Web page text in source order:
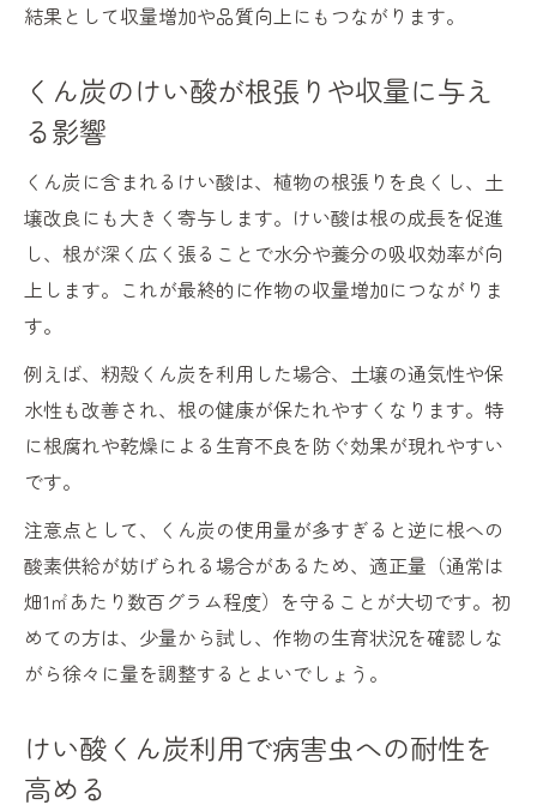
結果として収量増加や品質向上にもつながります。
くん炭のけい酸が根張りや収量に与え
る影響
くん炭に含まれるけい酸は、植物の根張りを良くし、土
壌改良にも大きく寄与します。けい酸は根の成長を促進
し、根が深く広く張ることで水分や養分の吸収効率が向
上します。これが最終的に作物の収量増加につながりま
す。
例えば、籾殻くん炭を利用した場合、土壌の通気性や保
水性も改善され、根の健康が保たれやすくなります。特
に根腐れや乾燥による生育不良を防ぐ効果が現れやすい
です。
注意点として、くん炭の使用量が多すぎると逆に根への
酸素供給が妨げられる場合があるため、適正量（通常は
畑1㎡あたり数百グラム程度）を守ることが大切です。初
めての方は、少量から試し、作物の生育状況を確認しな
がら徐々に量を調整するとよいでしょう。
けい酸くん炭利用で病害虫への耐性を
高める